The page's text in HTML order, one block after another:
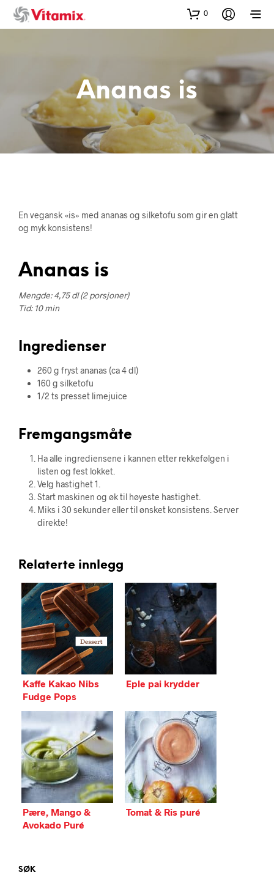
0
Ananas is
En vegansk «is» med ananas og silketofu som gir en glatt
og myk konsistens!
Ananas is
Mengde: 4,75 dl (2 porsjoner)
Tid: 10 min
Ingredienser
260 g fryst ananas (ca 4 dl)
160 g silketofu
1/2 ts presset limejuice
Fremgangsmåte
Ha alle ingrediensene i kannen etter rekkefølgen i
listen og fest lokket.
Velg hastighet 1.
Start maskinen og øk til høyeste hastighet.
Miks i 30 sekunder eller til ønsket konsistens. Server
direkte!
Relaterte innlegg
Kaffe Kakao Nibs
Fudge Pops
Eple pai krydder
Pære, Mango &
Avokado Puré
Tomat & Ris puré
SØK